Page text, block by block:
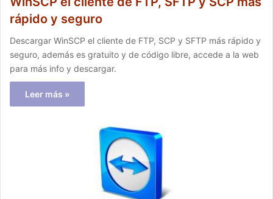
rápido y seguro
Descargar WinSCP el cliente de FTP, SCP y SFTP más rápido y
seguro, además es gratuito y de código libre, accede a la web
para más info y descargar.
Leer más »